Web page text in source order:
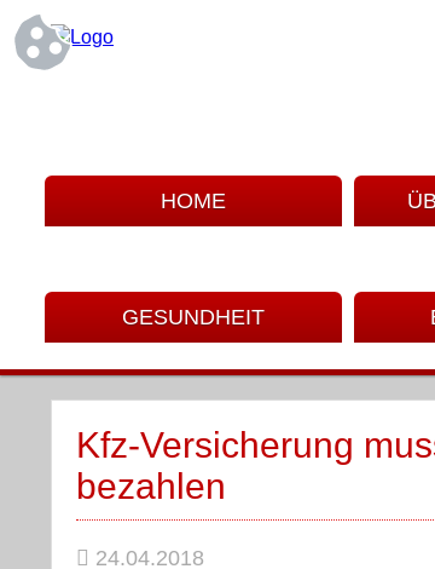
HOME
GESUNDHEIT
Kfz-Versicherung
bezahlen
24.04.2018